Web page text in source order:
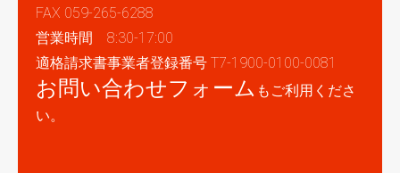
FAX 059-265-6288
営業時間 8:30-17:00
適格請求書事業者登録番号 T7-1900-0100-0081
お問い合わせフォーム もご利用くださ
い。